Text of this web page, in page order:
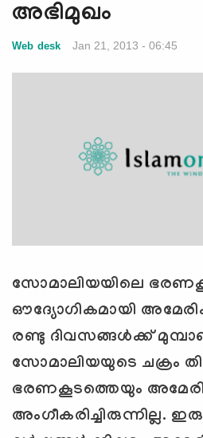
അഭിമുഖം
Web desk Jan 21, 2013 - 06:45
സോമാലിയയിലെ
ഔദ്യോഗികമായി
രണ്ടു ദിവസങ്ങള്‍ക്ക്
സോമാലിയയുടെ ചക്രം
ഭരണകൂടത്തെയും
അംഗീകരിച്ചിരുന്നില്ല.